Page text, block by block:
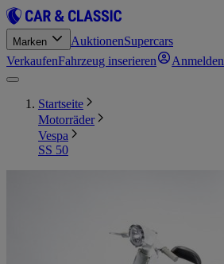
Marken AuktionenSupercars
VerkaufenFahrzeug inserieren Anmelden
Startseite
Motorräder
Vespa
SS 50